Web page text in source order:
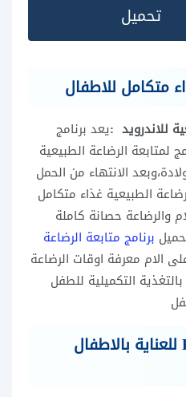
تحميل
متكامل للاطفال
للاندرويد :يعد برنامج
لمتابعة الرضاعة الطبيعية
الانتهاء من الحمل
الطبيعية غذاء متكامل
والرضاعة حصانة كاملة
برنامج متابعة الرضاعة
الام معرفة اوقات الرضاعة
التكميلية للطفل
برنامج Baby Tracker للعناية بالاطفال